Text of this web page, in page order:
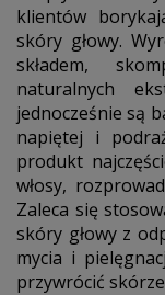
klientów
skóry głowy.
składem,
naturalnych
jednocześnie są
napiętej i
produkt
włosy,
Zaleca się
skóry głowy z
mycia i
przywrócić